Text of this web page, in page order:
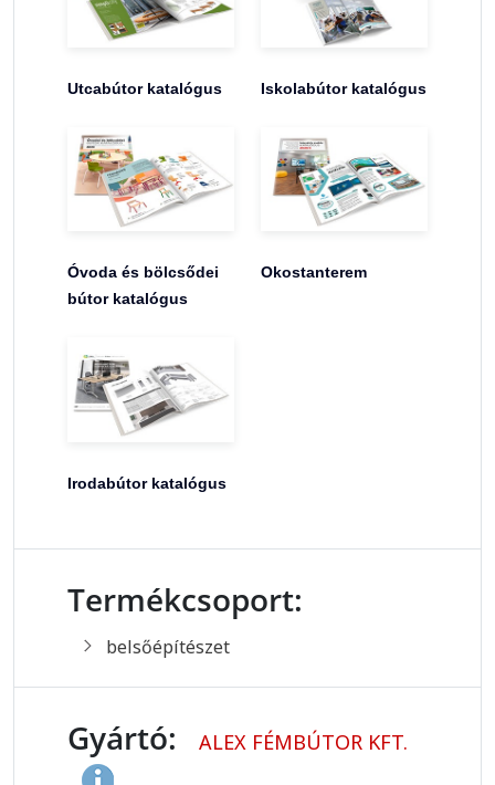
Utcabútor katalógus Iskolabútor katalógus
Óvoda és bölcsődei
bútor katalógus
Okostanterem
Irodabútor katalógus
Termékcsoport:
belsőépítészet
Gyártó: ALEX FÉMBÚTOR KFT.